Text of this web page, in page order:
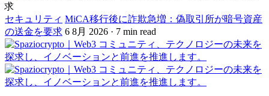
セキュリティ MiCA移行後に詐欺急増：偽取引所が暗号資産
の送金を要求 6 8月 2026 · 7 min read